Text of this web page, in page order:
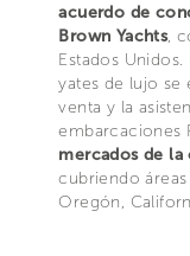
acuerdo de
Brown Yachts,
Estados
yates de lujo se
venta y la
embarcaciones
mercados de la
cubriendo
Oregón,